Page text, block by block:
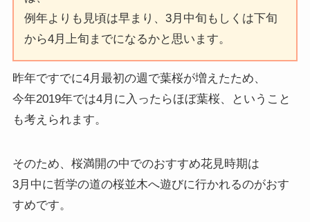
例年よりも見頃は早まり、3月中旬もしくは下旬
から4月上旬までになるかと思います。
昨年ですでに4月最初の週で葉桜が増えたため、
今年2019年では4月に入ったらほぼ葉桜、ということ
も考えられます。
そのため、桜満開の中でのおすすめ花見時期は
3月中に哲学の道の桜並木へ遊びに行かれるのがおす
すめです。